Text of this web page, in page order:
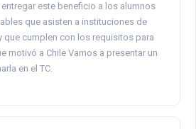
este beneficio a los alumnos
que asisten a instituciones de
que cumplen con los requisitos para
motivó a Chile Vamos a presentar un
en el TC.